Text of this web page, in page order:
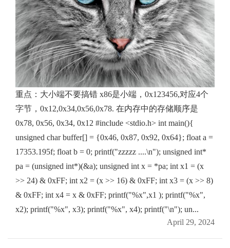
重点：大小端不要搞错 x86是小端，0x123456,对应4个
字节，0x12,0x34,0x56,0x78. 在内存中的存储顺序是
0x78, 0x56, 0x34, 0x12 #include <stdio.h> int main(){
unsigned char buffer[] = {0x46, 0x87, 0x92, 0x64}; float a =
17353.195f; float b = 0; printf("zzzzz ....\n"); unsigned int*
pa = (unsigned int*)(&a); unsigned int x = *pa; int x1 = (x
>> 24) & 0xFF; int x2 = (x >> 16) & 0xFF; int x3 = (x >> 8)
& 0xFF; int x4 = x & 0xFF; printf("%x",x1 ); printf("%x",
x2); printf("%x", x3); printf("%x", x4); printf("\n"); un...
April 29, 2024